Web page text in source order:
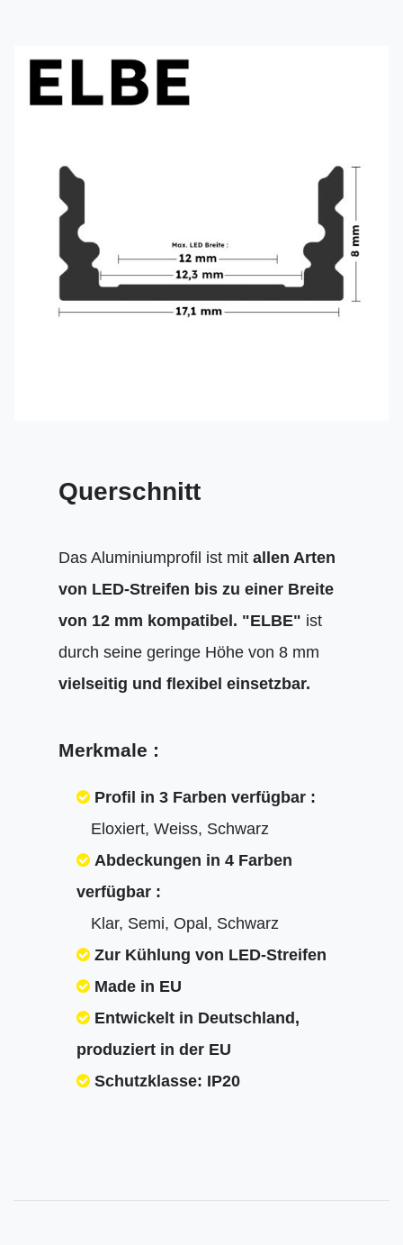
Querschnitt
Das Aluminiumprofil ist mit allen Arten
von LED-Streifen bis zu einer Breite
von 12 mm kompatibel. "ELBE" ist
durch seine geringe Höhe von 8 mm
vielseitig und flexibel einsetzbar.
Merkmale :
Profil in 3 Farben verfügbar :
Eloxiert, Weiss, Schwarz
Abdeckungen in 4 Farben
verfügbar :
Klar, Semi, Opal, Schwarz
Zur Kühlung von LED-Streifen
Made in EU
Entwickelt in Deutschland,
produziert in der EU
Schutzklasse: IP20